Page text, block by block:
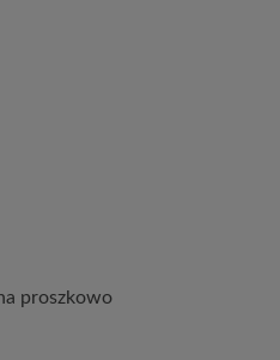
proszkowo